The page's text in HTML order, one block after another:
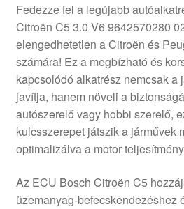
Kifizetések
Panasz
Panaszkezelési szabályzat
Pénztár
Rólunk
Fedezze fel a legújabb
Citroën C5 3.0 V6 9642570280
elengedhetetlen a Citroën és
számára! Ez a megbízható és
kapcsolódó alkatrész nemcsak a
javítja, hanem növeli a
autószerelő vagy hobbi szerelő,
kulcsszerepet játszik a járművek
optimalizálva a motor
Az ECU Bosch Citroën C5
üzemanyag-befecskendezéshez